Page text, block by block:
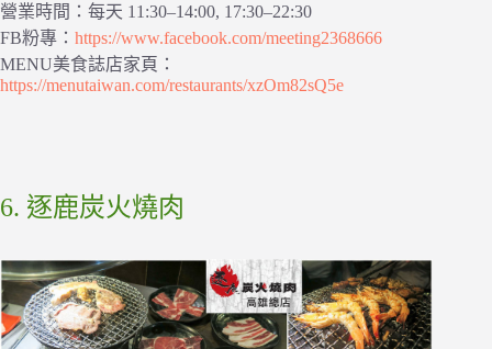
營業時間：每天 11:30–14:00, 17:30–22:30
FB粉專： https://www.facebook.com/meeting2368666
MENU美食誌店家頁：
https://menutaiwan.com/restaurants/xzOm82sQ5e
6. 逐鹿炭火燒肉